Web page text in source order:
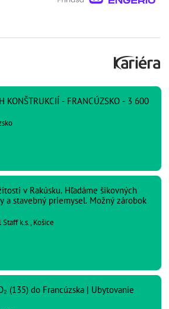
KONŠTRUKCIÍ - FRANCÚZSKO - 3 600
v Rakúsku. Hľadáme šikovných
a stavebný priemysel. Možný zárobok
k.s., Košice
(135) do Francúzska | Ubytovanie